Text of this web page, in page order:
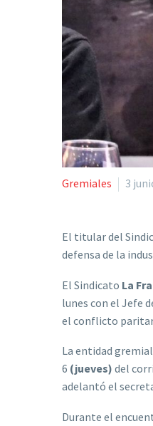
Gremiales 3
El titular del
defensa de la
El Sindicato La
lunes con el Jefe
el conflicto
La entidad
6 (jueves) del
adelantó el
Durante el